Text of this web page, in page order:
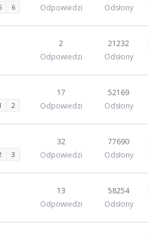
6
Odpowiedzi
Odsłony
2
Odpowiedzi
21232
Odsłony
2
17
Odpowiedzi
52169
Odsłony
3
32
Odpowiedzi
77690
Odsłony
13
Odpowiedzi
58254
Odsłony